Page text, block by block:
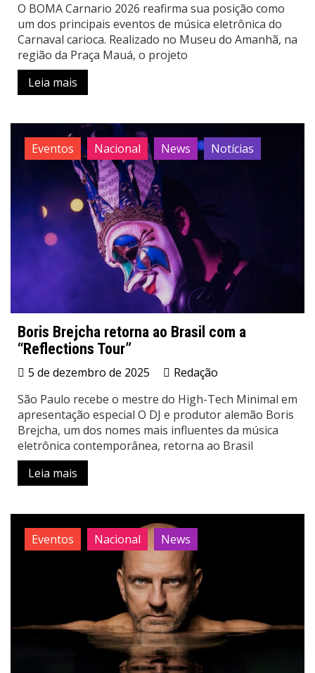
O BOMA Carnario 2026 reafirma sua posição como
um dos principais eventos de música eletrônica do
Carnaval carioca. Realizado no Museu do Amanhã, na
região da Praça Mauá, o projeto
Leia mais
Eventos Nacional News Notícias
Boris Brejcha retorna ao Brasil com a
“Reflections Tour”
5 de dezembro de 2025
Redação
São Paulo recebe o mestre do High-Tech Minimal em
apresentação especial O DJ e produtor alemão Boris
Brejcha, um dos nomes mais influentes da música
eletrônica contemporânea, retorna ao Brasil
Leia mais
Eventos Nacional News